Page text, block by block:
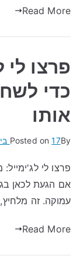
Read More
פרצו לי
כדי
אותו
By
Posted on17 ביולי 2026
פרצו לי
אם הגעת לכאן
עמוקה. זה
Read More